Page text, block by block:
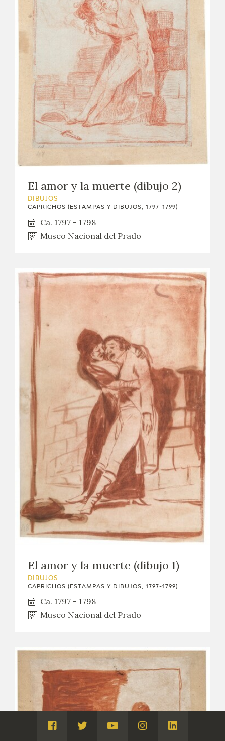
El amor y la muerte (dibujo 2)
DIBUJOS
CAPRICHOS (ESTAMPAS Y DIBUJOS, 1797-1799)
Ca. 1797 - 1798
Museo Nacional del Prado
El amor y la muerte (dibujo 1)
DIBUJOS
CAPRICHOS (ESTAMPAS Y DIBUJOS, 1797-1799)
Ca. 1797 - 1798
Museo Nacional del Prado
Visita
Visita
Visita
Visita
Visita